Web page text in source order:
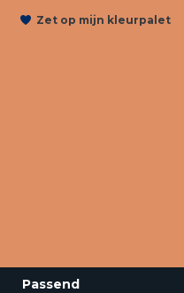
Zet op mijn kleurpalet
Passend